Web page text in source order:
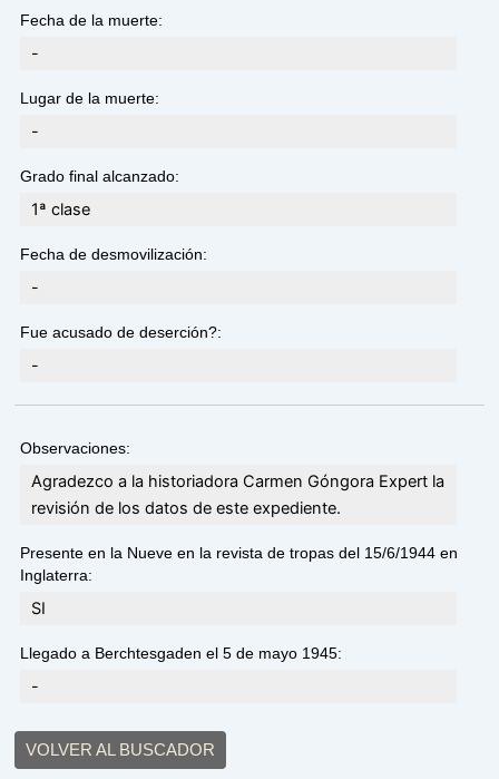
Fecha de la muerte:
-
Lugar de la muerte:
-
Grado final alcanzado:
1ª clase
Fecha de desmovilización:
-
Fue acusado de deserción?:
-
Observaciones:
Agradezco a la historiadora Carmen Góngora Expert la
revisión de los datos de este expediente.
Presente en la Nueve en la revista de tropas del 15/6/1944 en
Inglaterra:
SI
Llegado a Berchtesgaden el 5 de mayo 1945:
-
VOLVER AL BUSCADOR